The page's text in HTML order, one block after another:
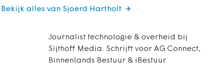
Journalist technologie & overheid bij
Sijthoff Media. Schrijft voor AG Connect,
Binnenlands Bestuur & iBestuur
Bekijk alles van Sjoerd Hartholt